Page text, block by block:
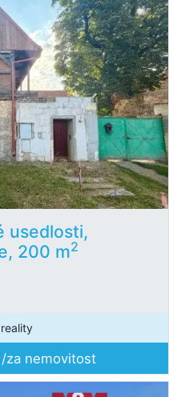
usedlosti,
200 m2
/za nemovitost